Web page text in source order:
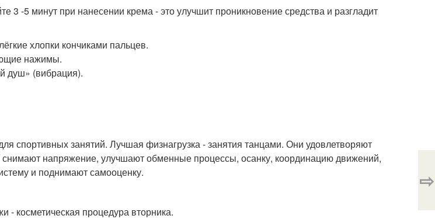
3 -5 минут при нанесении крема - это улучшит проникновение средства и разгладит
хлопки кончиками пальцев.
нажимы.
душ» (вибрация).
спортивных занятий. Лучшая физнагрузка - занятия танцами. Они удовлетворяют
снимают напряжение, улучшают обменные процессы, осанку, координацию движений,
и поднимают самооценку.
- косметическая процедура вторника.
⇨